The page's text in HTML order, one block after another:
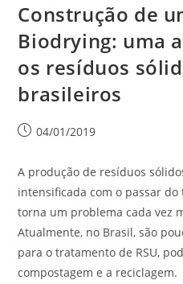
Construção de
Biodrying: uma
os resíduos
brasileiros
04/01/2019
A produção de resíduos
intensificada com o passar
torna um problema cada vez
Atualmente, no Brasil, são
para o tratamento de RSU,
compostagem e a reciclagem.